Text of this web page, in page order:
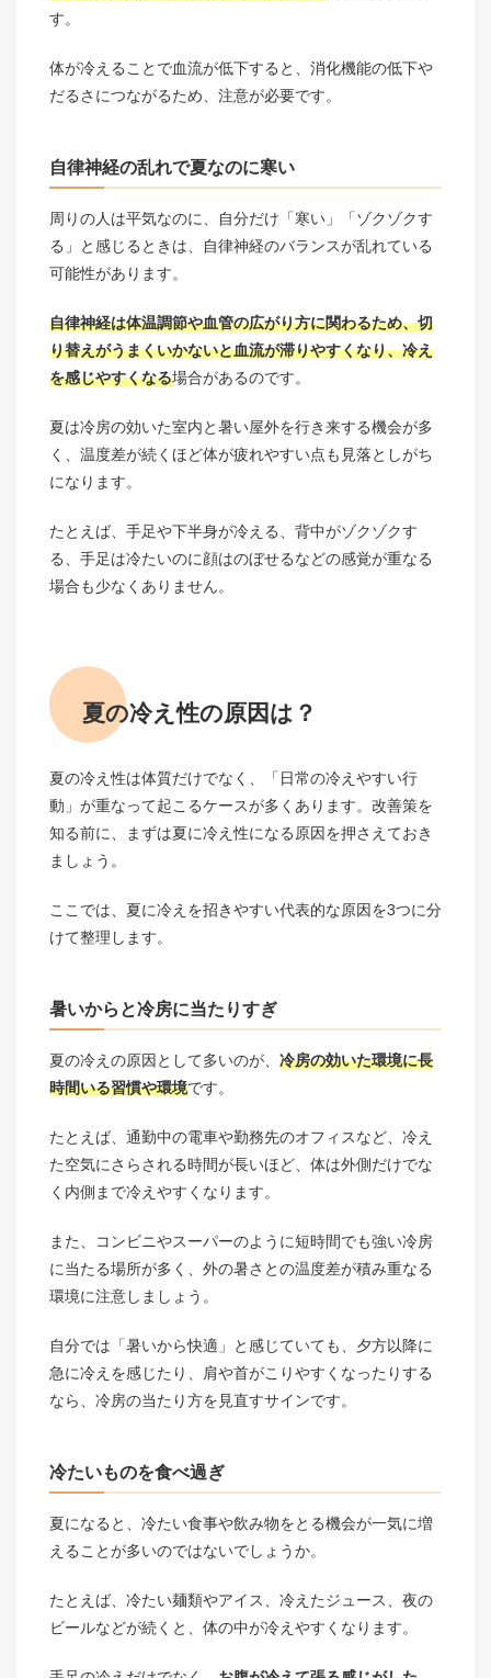
す。
体が冷えることで血流が低下すると、消化機能の低下や
だるさにつながるため、注意が必要です。
自律神経の乱れで夏なのに寒い
周りの人は平気なのに、自分だけ「寒い」「ゾクゾクす
る」と感じるときは、自律神経のバランスが乱れている
可能性があります。
自律神経は体温調節や血管の広がり方に関わるため、切
り替えがうまくいかないと血流が滞りやすくなり、冷え
を感じやすくなる場合があるのです。
夏は冷房の効いた室内と暑い屋外を行き来する機会が多
く、温度差が続くほど体が疲れやすい点も見落としがち
になります。
たとえば、手足や下半身が冷える、背中がゾクゾクす
る、手足は冷たいのに顔はのぼせるなどの感覚が重なる
場合も少なくありません。
夏の冷え性の原因は？
夏の冷え性は体質だけでなく、「日常の冷えやすい行
動」が重なって起こるケースが多くあります。改善策を
知る前に、まずは夏に冷え性になる原因を押さえておき
ましょう。
ここでは、夏に冷えを招きやすい代表的な原因を3つに分
けて整理します。
暑いからと冷房に当たりすぎ
夏の冷えの原因として多いのが、 冷房の効いた環境に長
時間いる習慣や環境です。
たとえば、通勤中の電車や勤務先のオフィスなど、冷え
た空気にさらされる時間が長いほど、体は外側だけでな
く内側まで冷えやすくなります。
また、コンビニやスーパーのように短時間でも強い冷房
に当たる場所が多く、外の暑さとの温度差が積み重なる
環境に注意しましょう。
自分では「暑いから快適」と感じていても、夕方以降に
急に冷えを感じたり、肩や首がこりやすくなったりする
なら、冷房の当たり方を見直すサインです。
冷たいものを食べ過ぎ
夏になると、冷たい食事や飲み物をとる機会が一気に増
えることが多いのではないでしょうか。
たとえば、冷たい麺類やアイス、冷えたジュース、夜の
ビールなどが続くと、体の中が冷えやすくなります。